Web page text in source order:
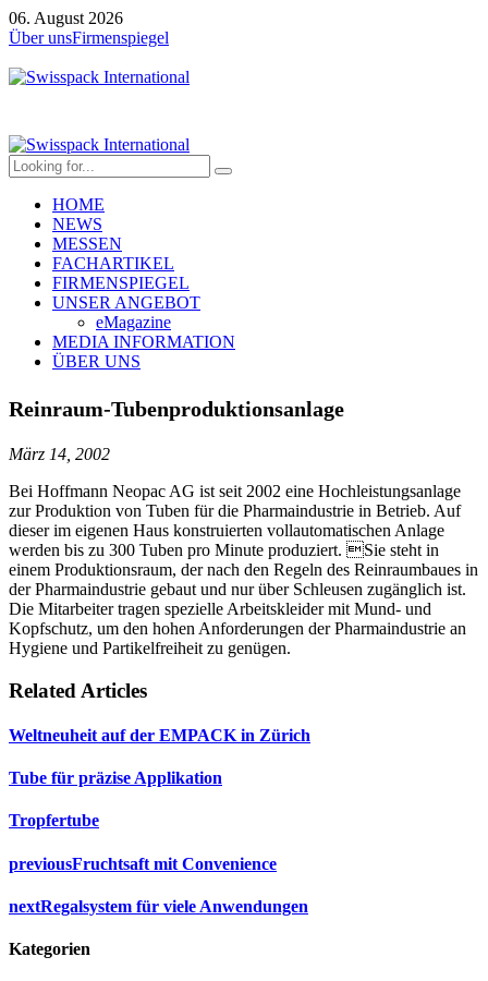
06. August 2026
Über unsFirmenspiegel
HOME
NEWS
MESSEN
FACHARTIKEL
FIRMENSPIEGEL
UNSER ANGEBOT
eMagazine
MEDIA INFORMATION
ÜBER UNS
Reinraum-Tubenproduktionsanlage
März 14, 2002
Bei Hoffmann Neopac AG ist seit 2002 eine Hochleistungsanlage
zur Produktion von Tuben für die Pharmaindustrie in Betrieb. Auf
dieser im eigenen Haus konstruierten vollautomatischen Anlage
werden bis zu 300 Tuben pro Minute produziert. Sie steht in
einem Produktionsraum, der nach den Regeln des Reinraumbaues in
der Pharmaindustrie gebaut und nur über Schleusen zugänglich ist.
Die Mitarbeiter tragen spezielle Arbeitskleider mit Mund- und
Kopfschutz, um den hohen Anforderungen der Pharmaindustrie an
Hygiene und Partikelfreiheit zu genügen.
Related Articles
Weltneuheit auf der EMPACK in Zürich
Tube für präzise Applikation
Tropfertube
previousFruchtsaft mit Convenience
nextRegalsystem für viele Anwendungen
Kategorien